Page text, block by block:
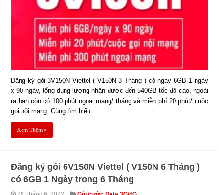
Đăng ký gói 3V150N Viettel ( V150N 3 Tháng ) có ngay 6GB 1 ngày
x 90 ngày, tổng dung lượng nhận được đến 540GB tốc độ cao, ngoài
ra bạn còn có 100 phút ngoại mạng/ tháng và miễn phí 20 phút/ cuộc
gọi nội mạng. Cùng tìm hiểu …
Xem Thêm »
Đăng ký gói 6V150N Viettel ( V150N 6 Tháng )
có 6GB 1 Ngày trong 6 Tháng